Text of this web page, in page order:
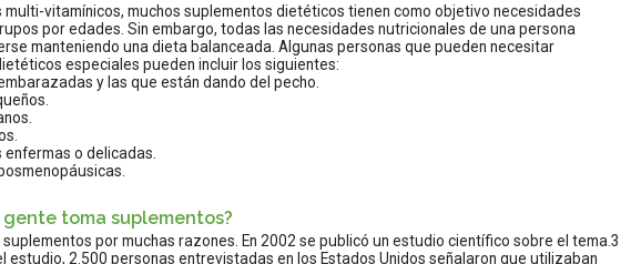
multi-vitamínicos, muchos suplementos dietéticos tienen como objetivo necesidades
por edades. Sin embargo, todas las necesidades nutricionales de una persona
manteniendo una dieta balanceada. Algunas personas que pueden necesitar
especiales pueden incluir los siguientes:
y las que están dando del pecho.
enfermas o delicadas.
gente toma suplementos?
por muchas razones. En 2002 se publicó un estudio científico sobre el tema.3
estudio, 2.500 personas entrevistadas en los Estados Unidos señalaron que utilizaban